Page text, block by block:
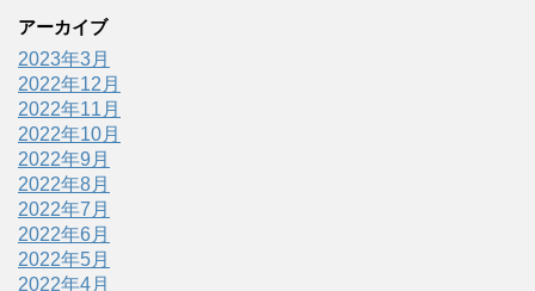
アーカイブ
2023年3月
2022年12月
2022年11月
2022年10月
2022年9月
2022年8月
2022年7月
2022年6月
2022年5月
2022年4月